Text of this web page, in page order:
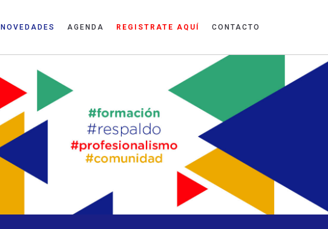
NOVEDADES AGENDA REGISTRATE AQUÍ CONTACTO